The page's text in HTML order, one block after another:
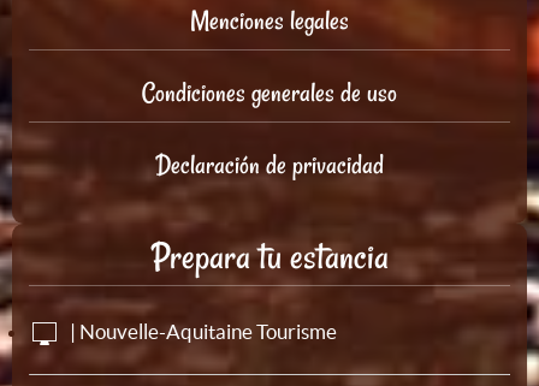
Menciones legales
Condiciones generales de uso
Declaración de privacidad
Prepara tu estancia
| Nouvelle-Aquitaine Tourisme